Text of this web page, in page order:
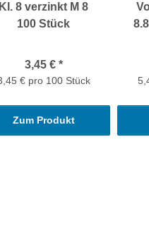
Kl. 8 verzinkt M 8
100 Stück
3,45 € *
€ pro 100 Stück
Zum Produkt